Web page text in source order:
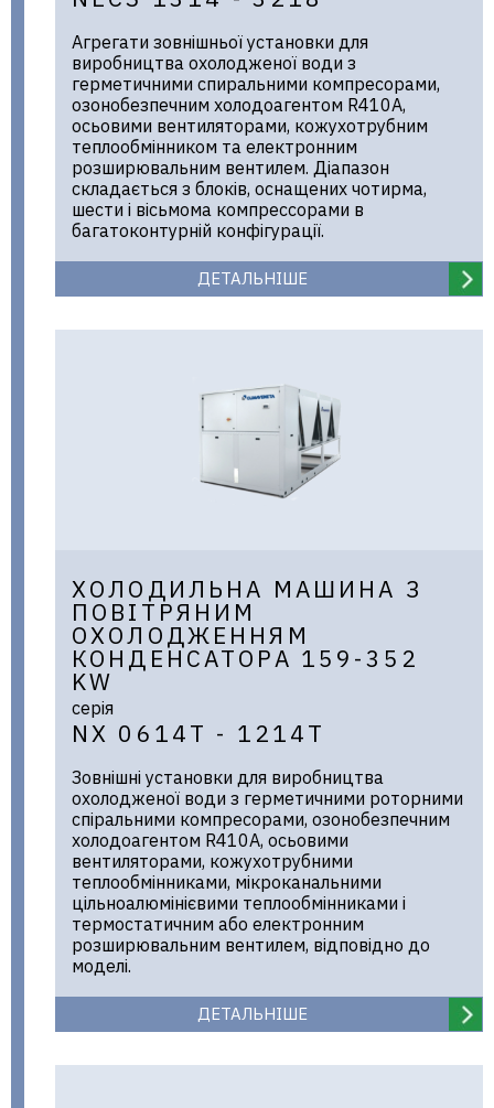
Агрегати зовнішньої установки для
виробництва охолодженої води з
герметичними спиральними компресорами,
озонобезпечним холодоагентом R410A,
осьовими вентиляторами, кожухотрубним
теплообмінником та електронним
розширювальним вентилем. Діапазон
складається з блоків, оснащених чотирма,
шести і вісьмома компрессорами в
багатоконтурній конфігурації.
ДЕТАЛЬНІШЕ
ХОЛОДИЛЬНА МАШИНА З
ПОВІТРЯНИМ
ОХОЛОДЖЕННЯМ
КОНДЕНСАТОРА 159-352
KW
серія
NX 0614T - 1214T
Зовнішні установки для виробництва
охолодженої води з герметичними роторними
спіральними компресорами, озонобезпечним
холодоагентом R410A, осьовими
вентиляторами, кожухотрубними
теплообмінниками, мікроканальними
цільноалюмінієвими теплообмінниками і
термостатичним або електронним
розширювальним вентилем, відповідно до
моделі.
ДЕТАЛЬНІШЕ